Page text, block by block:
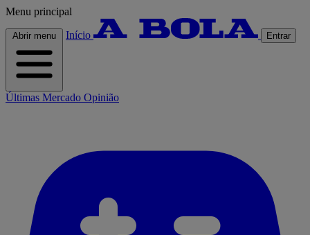
Menu principal
Abrir menu Início Entrar
Últimas Mercado Opinião